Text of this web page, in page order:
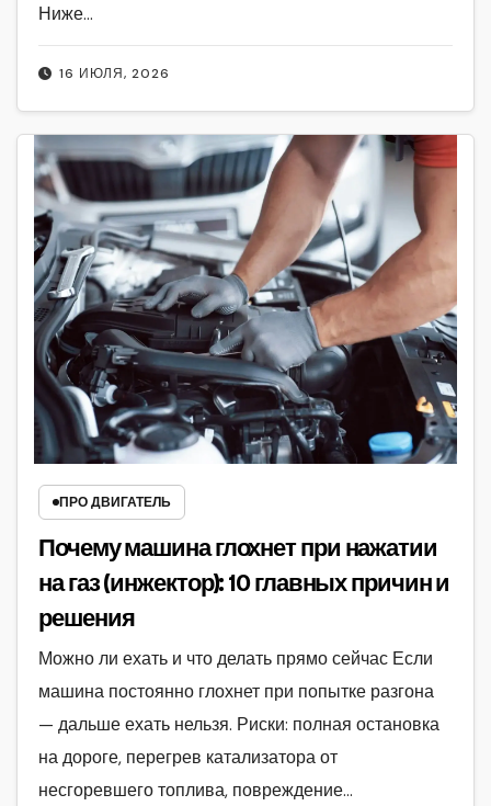
16 ИЮЛЯ, 2026
Ниже…
ПРО ДВИГАТЕЛЬ
Почему машина глохнет при нажатии
на газ (инжектор): 10 главных причин и
решения
Можно ли ехать и что делать прямо сейчас Если
машина постоянно глохнет при попытке разгона
— дальше ехать нельзя. Риски: полная остановка
на дороге, перегрев катализатора от
несгоревшего топлива, повреждение…